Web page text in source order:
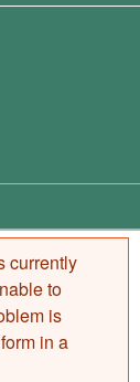
currently
to
is
in a